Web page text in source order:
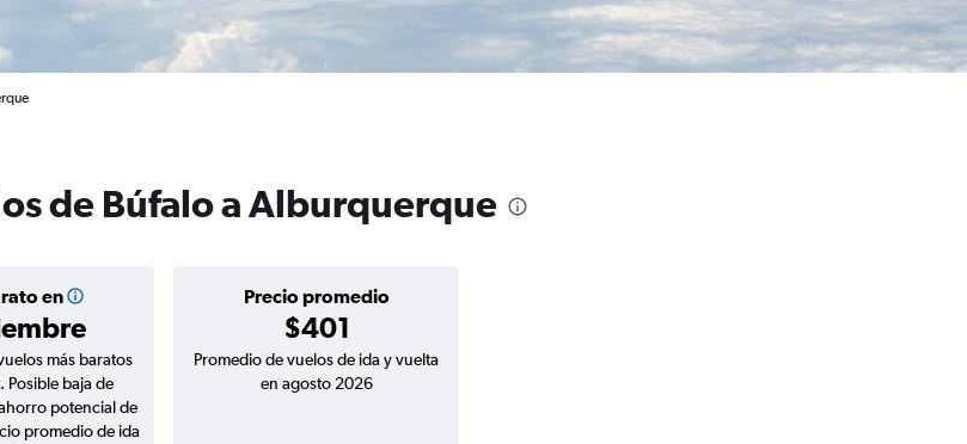
de Búfalo a Alburquerque
en Precio promedio
$401
más baratos
Posible baja de
potencial de
promedio de ida
Promedio de vuelos de ida y vuelta
en agosto 2026